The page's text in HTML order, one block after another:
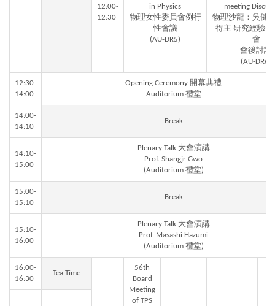
12:00-
12:30
in Physics
物理女性委員會例行
性會議
(AU-DR5)
meeting
物理沙龍：吳健
得主 研究經驗分
會
會後討論
(AU-DR6)
12:30-
14:00
Opening Ceremony 開幕典禮
Auditorium 禮堂
14:00-
14:10
Break
14:10-
15:00
Plenary Talk 大會演講
Prof. Shangjr Gwo
(Auditorium 禮堂)
15:00-
15:10
Break
15:10-
16:00
Plenary Talk 大會演講
Prof. Masashi Hazumi
(Auditorium 禮堂)
16:00-
16:30
Tea Time
56th
Board
Meeting
of TPS